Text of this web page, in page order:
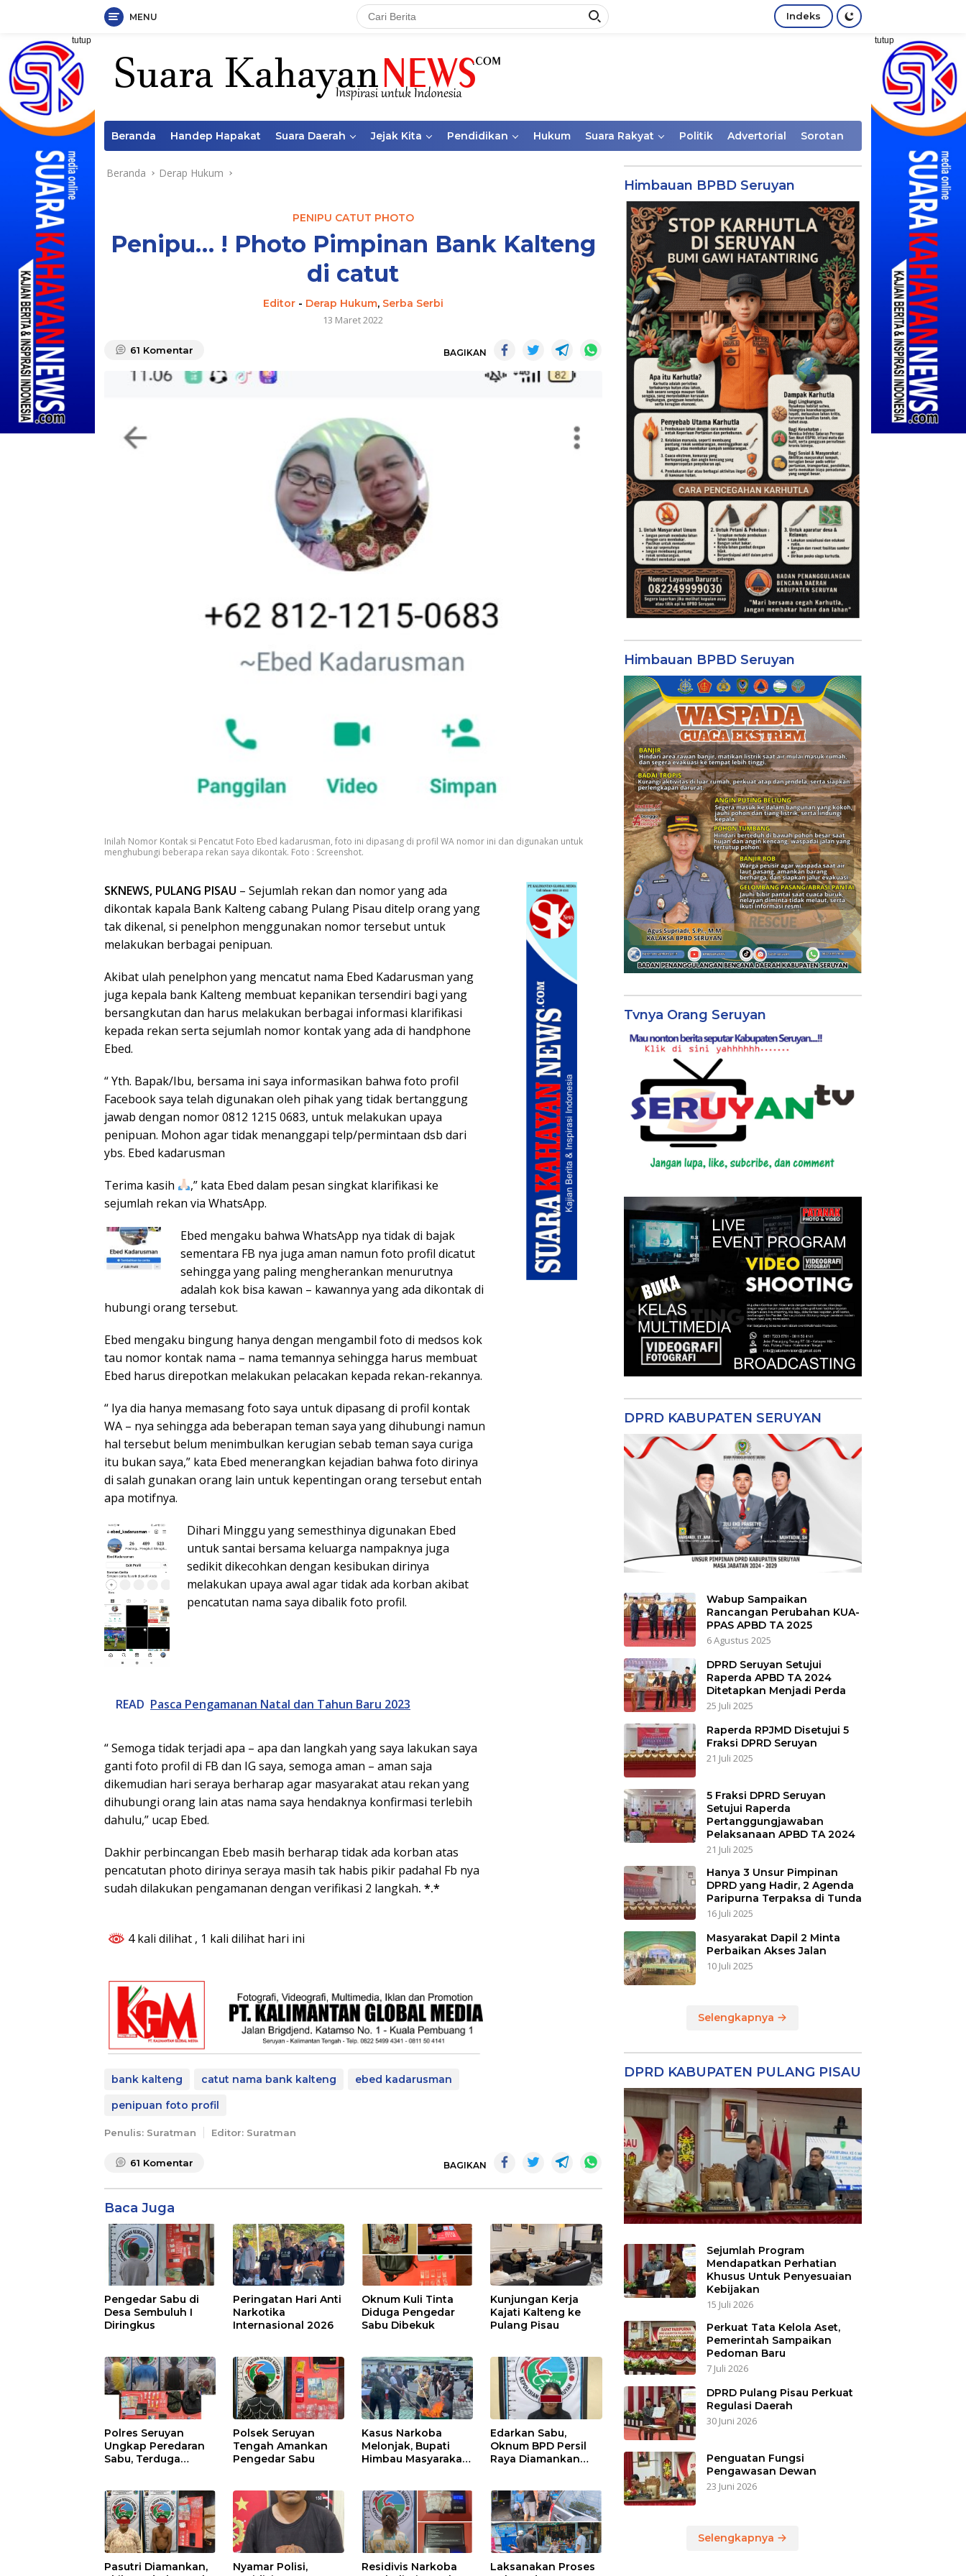
Langsung
konten
MENU Indeks
tutup tutup
Beranda Handep Hapakat Suara Daerah Jejak Kita Pendidikan Hukum Suara Rakyat Politik Advertorial Sorotan
Beranda Derap Hukum
PENIPU CATUT PHOTO
Penipu… ! Photo Pimpinan Bank Kalteng
di catut
Editor- Derap Hukum, Serba Serbi
13 Maret 2022
61 Komentar BAGIKAN
Inilah Nomor Kontak si Pencatut Foto Ebed kadarusman, foto ini dipasang di profil WA nomor ini dan digunakan untuk
menghubungi beberapa rekan saya dikontak. Foto : Screenshot.
SKNEWS, PULANG PISAU – Sejumlah rekan dan nomor yang ada
dikontak kapala Bank Kalteng cabang Pulang Pisau ditelp orang yang
tak dikenal, si penelphon menggunakan nomor tersebut untuk
melakukan berbagai penipuan.
Akibat ulah penelphon yang mencatut nama Ebed Kadarusman yang
juga kepala bank Kalteng membuat kepanikan tersendiri bagi yang
bersangkutan dan harus melakukan berbagai informasi klarifikasi
kepada rekan serta sejumlah nomor kontak yang ada di handphone
Ebed.
“ Yth. Bapak/Ibu, bersama ini saya informasikan bahwa foto profil
Facebook saya telah digunakan oleh pihak yang tidak bertanggung
jawab dengan nomor 0812 1215 0683, untuk melakukan upaya
penipuan. Mohon agar tidak menanggapi telp/permintaan dsb dari
ybs. Ebed kadarusman
Terima kasih
,” kata Ebed dalam pesan singkat klarifikasi ke
sejumlah rekan via WhatsApp.
Ebed mengaku bahwa WhatsApp nya tidak di bajak
sementara FB nya juga aman namun foto profil dicatut
sehingga yang paling mengherankan menurutnya
adalah kok bisa kawan – kawannya yang ada dikontak di
hubungi orang tersebut.
Ebed mengaku bingung hanya dengan mengambil foto di medsos kok
tau nomor kontak nama – nama temannya sehingga harus membuat
Ebed harus direpotkan melakukan pelacakan kepada rekan-rekannya.
“ Iya dia hanya memasang foto saya untuk dipasang di profil kontak
WA – nya sehingga ada beberapan teman saya yang dihubungi namun
hal tersebut belum menimbulkan kerugian sebab teman saya curiga
itu bukan saya,” kata Ebed menerangkan kejadian bahwa foto dirinya
di salah gunakan orang lain untuk kepentingan orang tersebut entah
apa motifnya.
Dihari Minggu yang semesthinya digunakan Ebed
untuk santai bersama keluarga nampaknya juga
sedikit dikecohkan dengan kesibukan dirinya
melakukan upaya awal agar tidak ada korban akibat
pencatutan nama saya dibalik foto profil.
READ Pasca Pengamanan Natal dan Tahun Baru 2023
“ Semoga tidak terjadi apa – apa dan langkah yang saya lakukan saya
ganti foto profil di FB dan IG saya, semoga aman – aman saja
dikemudian hari seraya berharap agar masyarakat atau rekan yang
dihubungi orang lain atas nama saya hendaknya konfirmasi terlebih
dahulu,” ucap Ebed.
Dakhir perbincangan Ebeb masih berharap tidak ada korban atas
pencatutan photo dirinya seraya masih tak habis pikir padahal Fb nya
sudah dilakukan pengamanan dengan verifikasi 2 langkah. *.*
4 kali dilihat , 1 kali dilihat hari ini
bank kalteng catut nama bank kalteng
ebed kadarusman
penipuan foto profil
Penulis: Suratman Editor: Suratman
61 Komentar BAGIKAN
Baca Juga
Pengedar Sabu di
Desa Sembuluh I
Diringkus
Peringatan Hari Anti
Narkotika
Internasional 2026
Oknum Kuli Tinta
Diduga Pengedar
Sabu Dibekuk
Kunjungan Kerja
Kajati Kalteng ke
Pulang Pisau
Polres Seruyan
Ungkap Peredaran
Sabu, Terduga
Polsek Seruyan
Tengah Amankan
Pengedar Sabu
Kasus Narkoba
Melonjak, Bupati
Himbau Masyarakat
Edarkan Sabu,
Oknum BPD Persil
Raya Diamankan
Pasutri Diamankan,
Nyamar Polisi,
Residivis Narkoba
Laksanakan Proses
Himbauan BPBD Seruyan
Himbauan BPBD Seruyan
Tvnya Orang Seruyan
DPRD KABUPATEN SERUYAN
Wabup Sampaikan
Rancangan Perubahan KUA-
PPAS APBD TA 2025
6 Agustus 2025
DPRD Seruyan Setujui
Raperda APBD TA 2024
Ditetapkan Menjadi Perda
25 Juli 2025
Raperda RPJMD Disetujui 5
Fraksi DPRD Seruyan
21 Juli 2025
5 Fraksi DPRD Seruyan
Setujui Raperda
Pertanggungjawaban
Pelaksanaan APBD TA 2024
21 Juli 2025
Hanya 3 Unsur Pimpinan
DPRD yang Hadir, 2 Agenda
Paripurna Terpaksa di Tunda
16 Juli 2025
Masyarakat Dapil 2 Minta
Perbaikan Akses Jalan
10 Juli 2025
Selengkapnya
DPRD KABUPATEN PULANG PISAU
Sejumlah Program
Mendapatkan Perhatian
Khusus Untuk Penyesuaian
Kebijakan
15 Juli 2026
Perkuat Tata Kelola Aset,
Pemerintah Sampaikan
Pedoman Baru
7 Juli 2026
DPRD Pulang Pisau Perkuat
Regulasi Daerah
30 Juni 2026
Penguatan Fungsi
Pengawasan Dewan
23 Juni 2026
Selengkapnya